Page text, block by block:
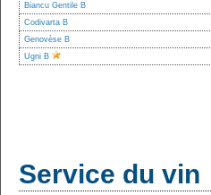
Biancu Gentile B
Codivarta B
Genovèse B
Ugni B
Service du vin